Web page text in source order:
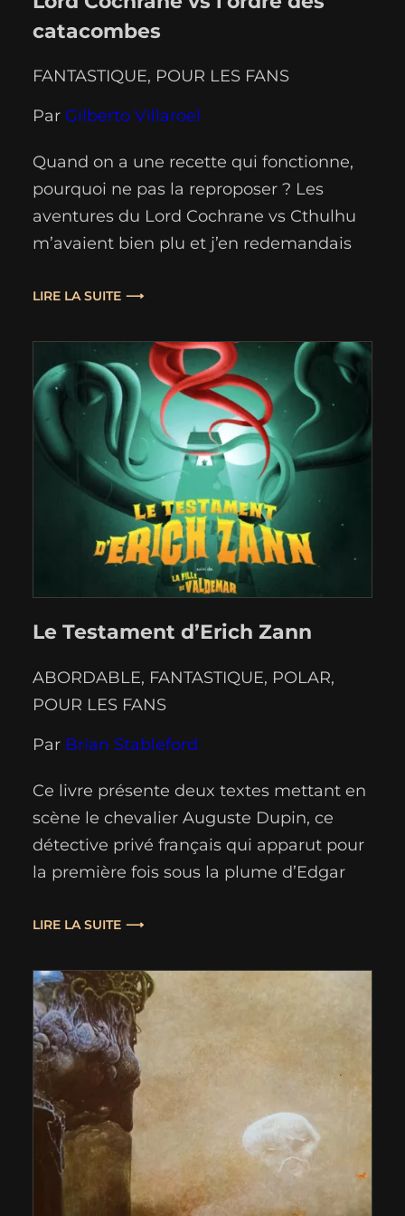
catacombes
FANTASTIQUE, POUR LES FANS
Par Gilberto Villaroel
Quand on a une recette qui fonctionne,
pourquoi ne pas la reproposer ? Les
aventures du Lord Cochrane vs Cthulhu
m’avaient bien plu et j’en redemandais
chef‑d’œuvre. Le cocktail alliant horreur
nous offre à nouveau ici est donc toujours
dans un…
LIRE LA SUITE
Le Testament d’Erich Zann
ABORDABLE, FANTASTIQUE, POLAR
POUR LES FANS
Par Brian Stableford
Ce livre présente deux textes mettant en
scène le chevalier Auguste Dupin, ce
détective privé français qui apparut pour
la première fois sous la plume d’Edgar
Assassinat dans la rue Morgue”. La
Zann”, a été publié en anglais par Brian
Stableford une année après…
LIRE LA SUITE